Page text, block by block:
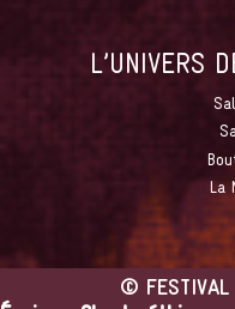
L’UNIVERS
La
©